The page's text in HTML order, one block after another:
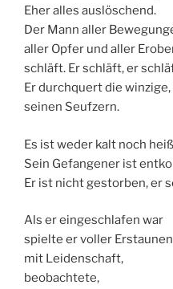
Eher alles auslöschend.
Der Mann aller
aller Opfer und aller
schläft. Er schläft, er
Er durchquert die
seinen Seufzern.
Es ist weder kalt noch
Sein Gefangener ist
Er ist nicht gestorben, er
Als er eingeschlafen war
spielte er voller Erstaunen
mit Leidenschaft,
beobachtete,